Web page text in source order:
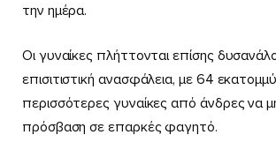
την ημέρα.
Οι γυναίκες πλήττονται επίσης
επισιτιστική ανασφάλεια, με 64
περισσότερες γυναίκες από άνδρες να
πρόσβαση σε επαρκές φαγητό.